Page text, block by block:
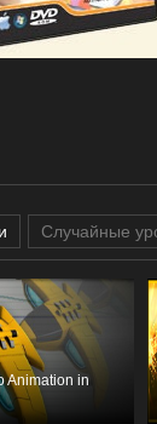
Случайные
Animation in